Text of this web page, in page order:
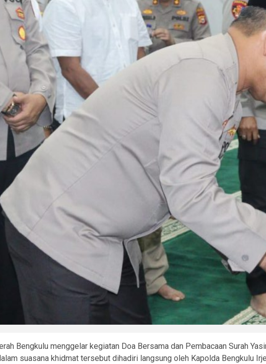
Bengkulu menggelar kegiatan Doa Bersama dan Pembacaan Surah
suasana khidmat tersebut dihadiri langsung oleh Kapolda Bengkulu